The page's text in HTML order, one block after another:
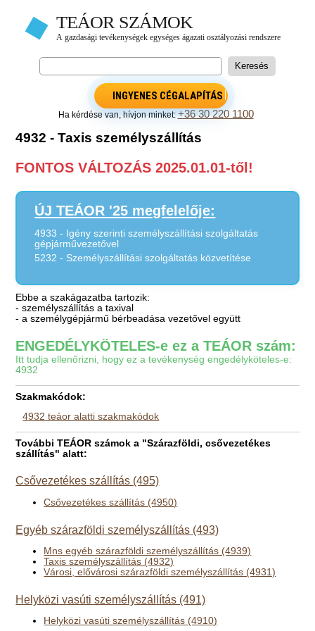
INGYENES CÉGALAPÍTÁS
Ha kérdése van, hívjon minket:+36 30 220 1100
4932 - Taxis személyszállítás
FONTOS VÁLTOZÁS 2025.01.01-től!
ÚJ TEÁOR '25 megfelelője:
4933 - Igény szerinti személyszállítási szolgáltatás
gépjárművezetővel
5232 - Személyszállítási szolgáltatás közvetítése
Ebbe a szakágazatba tartozik:
- személyszállítás a taxival
- a személygépjármű bérbeadása vezetővel együtt
ENGEDÉLYKÖTELES-e ez a TEÁOR szám:
Itt tudja ellenőrizni, hogy ez a tevékenység engedélyköteles-e:
4932
Szakmakódok:
4932 teáor alatti szakmakódok
További TEÁOR számok a "Szárazföldi, csővezetékes
szállítás" alatt:
Csővezetékes szállítás (495)
Csővezetékes szállítás (4950)
Egyéb szárazföldi személyszállítás (493)
Mns egyéb szárazföldi személyszállítás (4939)
Taxis személyszállítás (4932)
Városi, elővárosi szárazföldi személyszállítás (4931)
Helyközi vasúti személyszállítás (491)
Helyközi vasúti személyszállítás (4910)